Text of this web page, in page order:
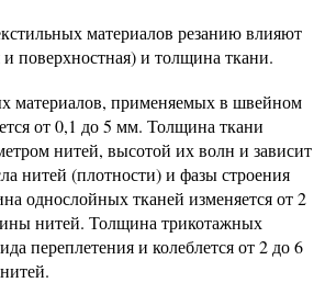
материалов резанию влияют
поверхностная) и толщина ткани.
материалов, применяемых в швейном
от 0,1 до 5 мм. Толщина ткани
нитей, высотой их волн и зависит
нитей (плотности) и фазы строения
однослойных тканей изменяется от 2
нитей. Толщина трикотажных
переплетения и колеблется от 2 до 6